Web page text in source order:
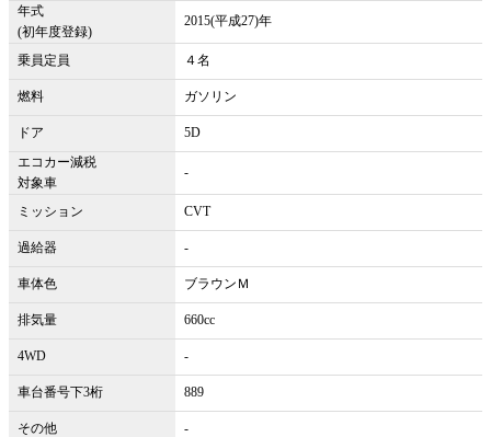
年式
(初年度登録)
2015(平成27)年
乗員定員 ４名
燃料 ガソリン
ドア
5D
エコカー減税
対象車
-
ミッション CVT
過給器 -
車体色 ブラウンＭ
排気量 660cc
4WD -
車台番号下3桁 889
その他 -